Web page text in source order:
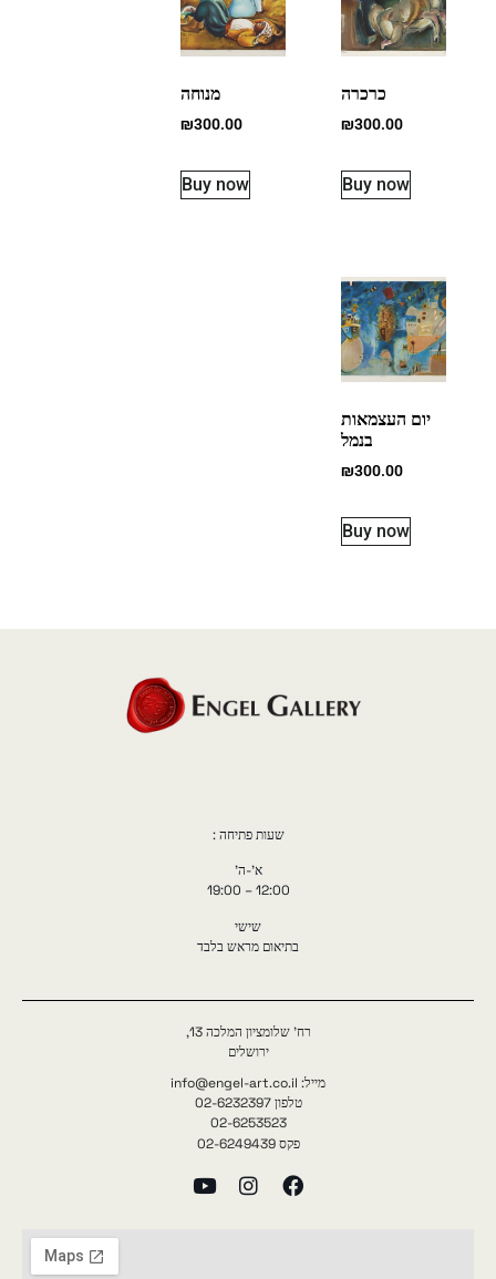
כרכרה
₪300.00
Buy now
מנוחה
₪300.00
Buy now
יום העצמאות
בנמל
₪300.00
Buy now
שעות פתיחה :
א'-ה'
12:00 – 19:00
שישי
בתיאום מראש בלבד
רח' שלומציון המלכה 13,
ירושלים
מייל: info@engel-art.co.il
טלפון 02-6232397
02-6253523
פקס 02-6249439